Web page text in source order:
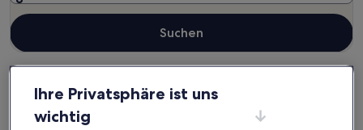
Suchen
Neuglobsow
Ihre Privatsphäre ist uns
wichtig